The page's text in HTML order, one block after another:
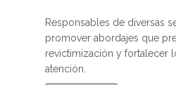
Responsables de diversas
promover abordajes que
revictimización y fortalecer
atención.